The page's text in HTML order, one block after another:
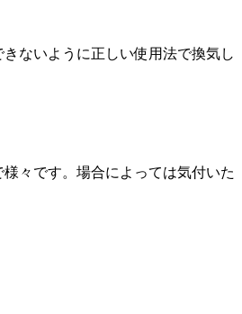
ないように正しい使用法で換気し
々です。場合によっては気付いた